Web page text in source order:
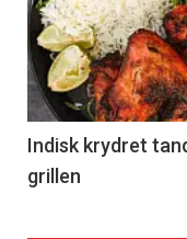
akkurat
nå
-
2
Indisk krydret
grillen